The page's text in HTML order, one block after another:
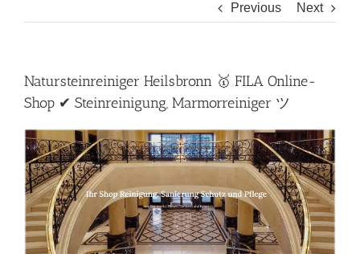
Previous Next
Natursteinreiniger Heilsbronn 🥇 FILA Online-
Shop ✔ Steinreinigung, Marmorreiniger ツ